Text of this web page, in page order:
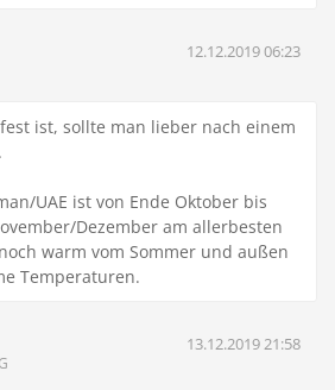
12.12.2019 06:23
ist, sollte man lieber nach einem
UAE ist von Ende Oktober bis
Dezember am allerbesten
warm vom Sommer und außen
Temperaturen.
13.12.2019 21:58